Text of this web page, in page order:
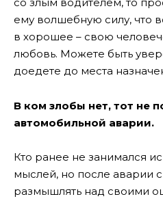
со злым водителем, то
ему волшебную силу, что
в хорошее – свою
любовь. Можете быть
доедете до места
В ком злобы нет, тот не
автомобильной аварии.
Кто ранее не занимался
мыслей, но после аварии
размышлять над своими